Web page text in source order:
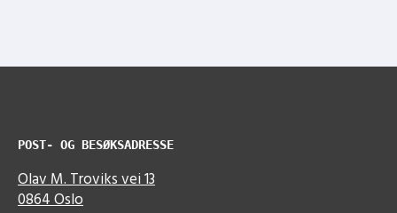
POST- OG BESØKSADRESSE
Olav M. Troviks vei 13
0864 Oslo